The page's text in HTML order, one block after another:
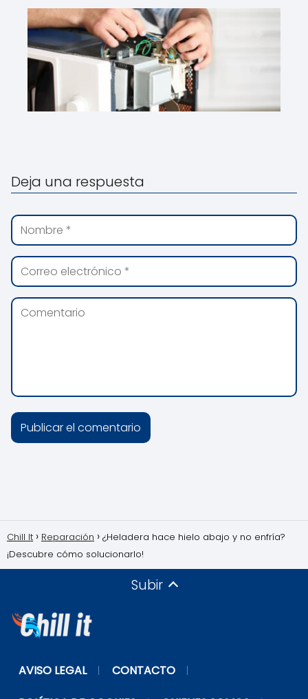
Deja una respuesta
Chill It Reparación
¿Heladera hace hielo abajo y no enfría?
¡Descubre cómo solucionarlo!
Subir
AVISO LEGAL CONTACTO